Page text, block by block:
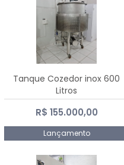
Tanque Cozedor inox 600
Litros
R$ 155.000,00
Lançamento